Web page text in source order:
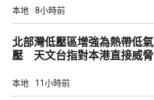
本地 8小時前
北部灣低壓區增強為熱帶低氣
壓 天文台指對本港直接威脅
本地 11小時前